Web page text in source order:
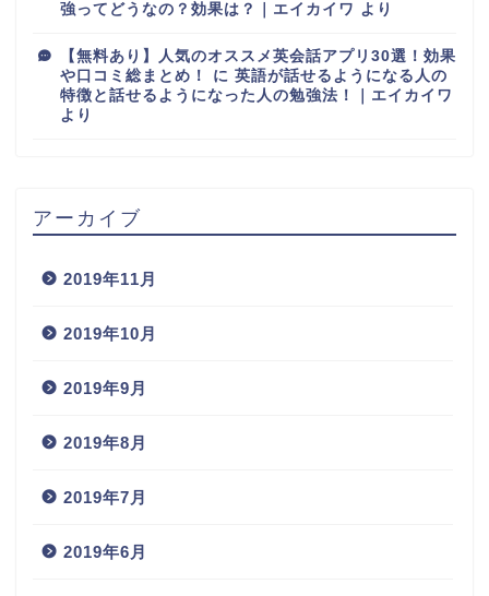
強ってどうなの？効果は？｜エイカイワ より
【無料あり】人気のオススメ英会話アプリ30選！効果
や口コミ総まとめ！
に 英語が話せるようになる人の
特徴と話せるようになった人の勉強法！｜エイカイワ
より
アーカイブ
2019年11月
2019年10月
2019年9月
2019年8月
2019年7月
2019年6月